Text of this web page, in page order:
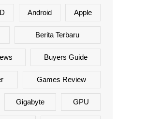
Android Apple
Berita Terbaru
Buyers Guide
Games Review
Gigabyte GPU